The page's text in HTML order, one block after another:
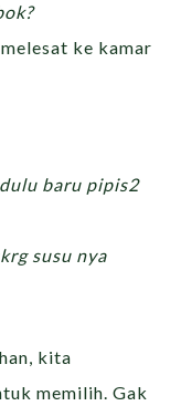
ke kamar
baru pipis2
susu nya
kita
memilih. Gak